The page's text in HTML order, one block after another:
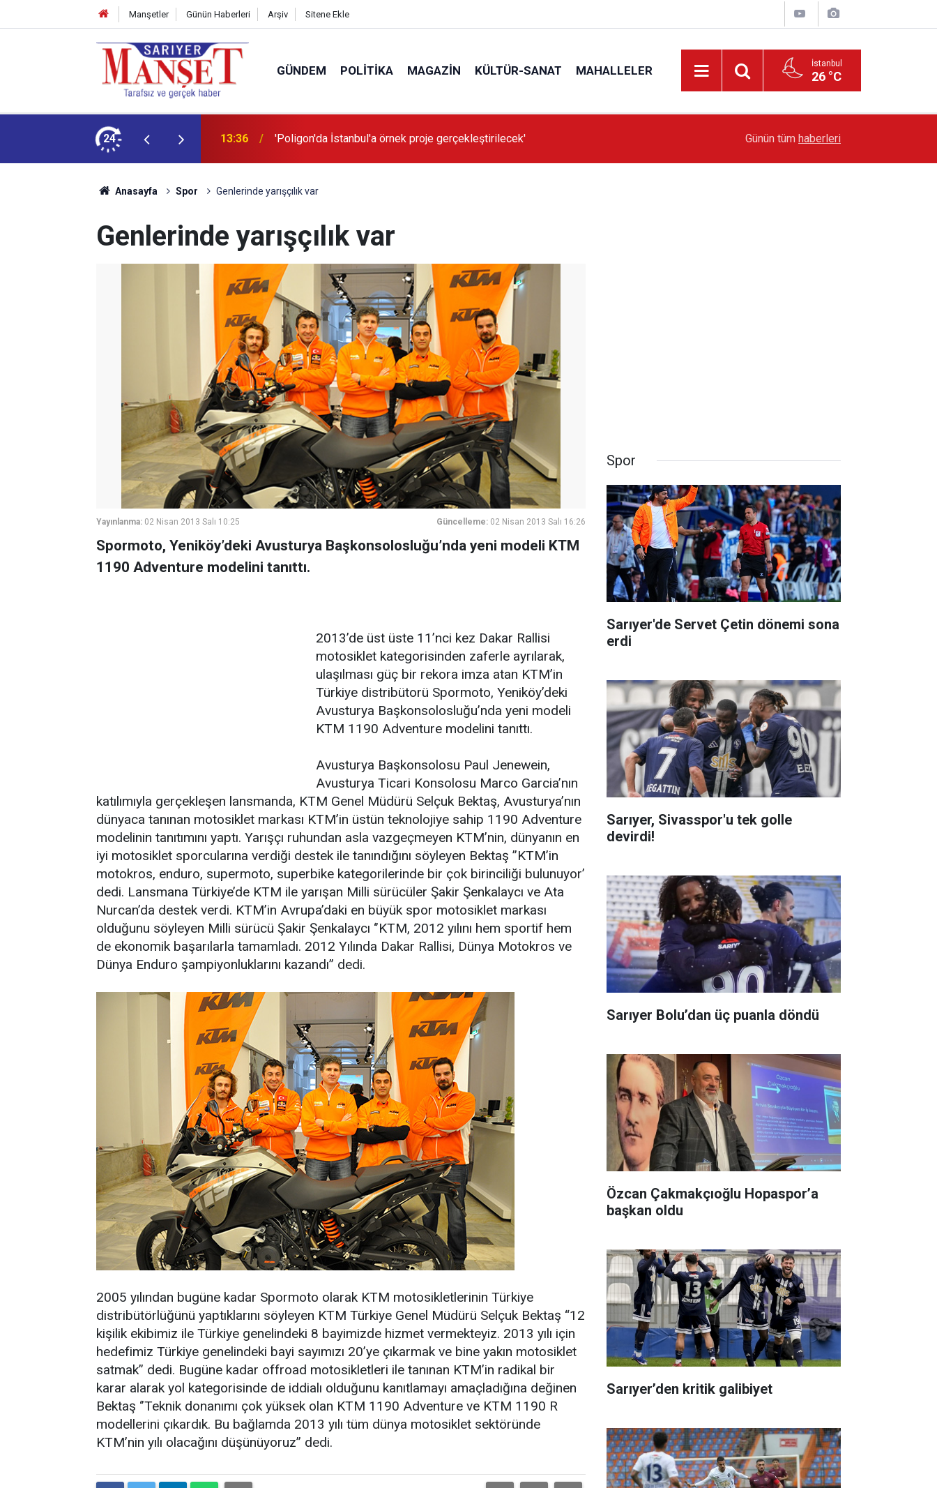
Manşetler Günün Haberleri Arşiv Sitene Ekle
GÜNDEM POLITIKA MAGAZIN KÜLTÜR-SANAT MAHALLELER İstanbul
26 °C
24 13:36 'Poligon'da İstanbul'a örnek proje gerçekleştirilecek' Sarıyer’de Edebiyat Rüzgârı Esecek
Günün tüm haberleri
Anasayfa Spor Genlerinde yarışçılık var
Genlerinde yarışçılık var
Yayınlanma: 02 Nisan 2013 Salı 10:25 Güncelleme: 02 Nisan 2013 Salı 16:26
Spormoto, Yeniköy’deki Avusturya Başkonsolosluğu’nda yeni modeli KTM
1190 Adventure modelini tanıttı.
2013’de üst üste 11’nci kez Dakar Rallisi
motosiklet kategorisinden zaferle ayrılarak,
ulaşılması güç bir rekora imza atan KTM’in
Türkiye distribütorü Spormoto, Yeniköy’deki
Avusturya Başkonsolosluğu’nda yeni modeli
KTM 1190 Adventure modelini tanıttı.
Avusturya Başkonsolosu Paul Jenewein,
Avusturya Ticari Konsolosu Marco Garcia’nın
katılımıyla gerçekleşen lansmanda, KTM Genel Müdürü Selçuk Bektaş, Avusturya’nın
dünyaca tanınan motosiklet markası KTM’in üstün teknolojiye sahip 1190 Adventure
modelinin tanıtımını yaptı. Yarışçı ruhundan asla vazgeçmeyen KTM’nin, dünyanın en
iyi motosiklet sporcularına verdiği destek ile tanındığını söyleyen Bektaş ”KTM’in
motokros, enduro, supermoto, superbike kategorilerinde bir çok birinciliği bulunuyor’
dedi. Lansmana Türkiye’de KTM ile yarışan Milli sürücüler Şakir Şenkalaycı ve Ata
Nurcan’da destek verdi. KTM’in Avrupa’daki en büyük spor motosiklet markası
olduğunu söyleyen Milli sürücü Şakir Şenkalaycı ‘’KTM, 2012 yılını hem sportif hem
de ekonomik başarılarla tamamladı. 2012 Yılında Dakar Rallisi, Dünya Motokros ve
Dünya Enduro şampiyonluklarını kazandı’’ dedi.
2005 yılından bugüne kadar Spormoto olarak KTM motosikletlerinin Türkiye
distribütörlüğünü yaptıklarını söyleyen KTM Türkiye Genel Müdürü Selçuk Bektaş “12
kişilik ekibimiz ile Türkiye genelindeki 8 bayimizde hizmet vermekteyiz. 2013 yılı için
hedefimiz Türkiye genelindeki bayi sayımızı 20’ye çıkarmak ve bine yakın motosiklet
satmak’’ dedi. Bugüne kadar offroad motosikletleri ile tanınan KTM’in radikal bir
karar alarak yol kategorisinde de iddialı olduğunu kanıtlamayı amaçladığına değinen
Bektaş ‘’Teknik donanımı çok yüksek olan KTM 1190 Adventure ve KTM 1190 R
modellerini çıkardık. Bu bağlamda 2013 yılı tüm dünya motosiklet sektöründe
KTM’nin yılı olacağını düşünüyoruz’’ dedi.
Spor
Sarıyer'de Servet Çetin dönemi sona
erdi
Sarıyer, Sivasspor'u tek golle
devirdi!
Sarıyer Bolu’dan üç puanla döndü
Özcan Çakmakçıoğlu Hopaspor’a
başkan oldu
Sarıyer’den kritik galibiyet